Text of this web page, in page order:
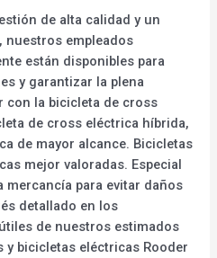
de alta calidad y un
nuestros empleados
están disponibles para
y garantizar la plena
con la bicicleta de cross
de cross eléctrica híbrida,
de mayor alcance. Bicicletas
mejor valoradas. Especial
mercancía para evitar daños
detallado en los
de nuestros estimados
bicicletas eléctricas Rooder